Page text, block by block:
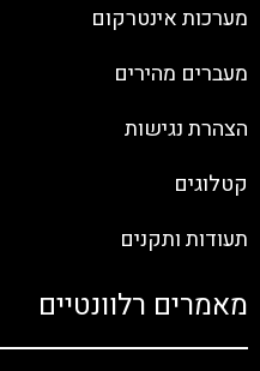
מערכות אינטרקום
מעברים מהירים
הצהרת נגישות
קטלוגים
תעודות ותקנים
מאמרים רלוונטיים